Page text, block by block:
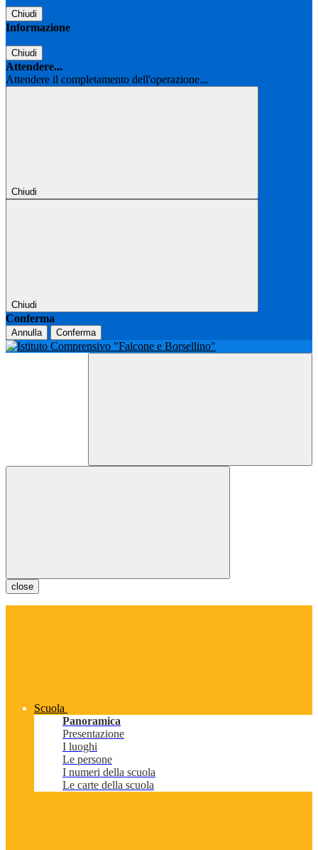
Chiudi
Informazione
Chiudi
Attendere...
Attendere il completamento dell'operazione...
Chiudi
Chiudi
Conferma
Annulla Conferma
close
Scuola
Panoramica
Presentazione
I luoghi
Le persone
I numeri della scuola
Le carte della scuola